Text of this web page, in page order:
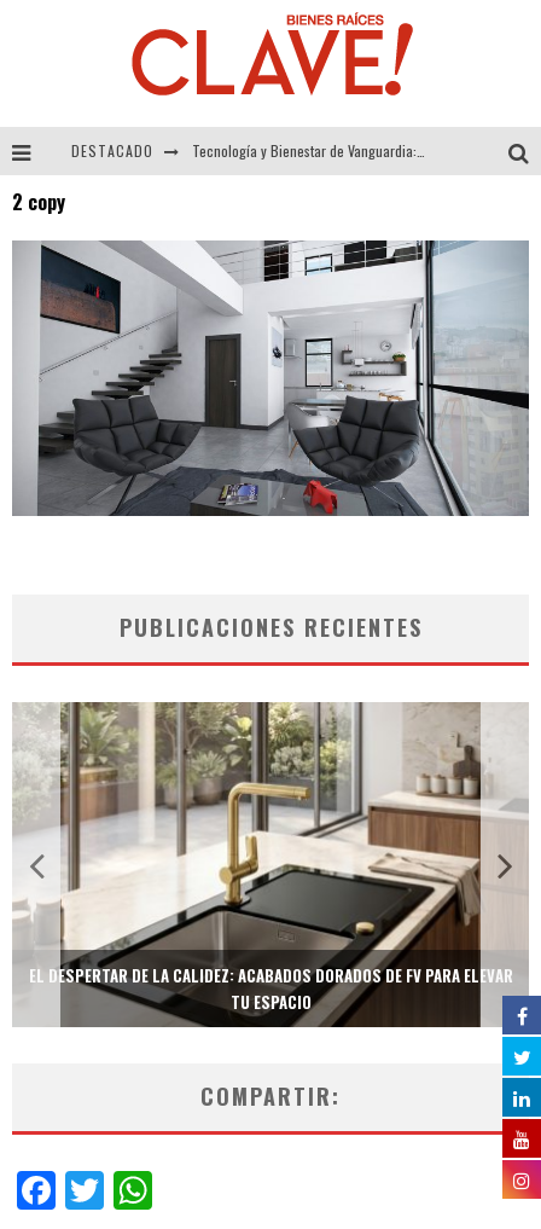
DESTACADO
Alexandra Bedoya – La Constancia detrás de La Paletería
El Despertar de la Calidez: Acabados Dorados de FV para Elevar tu Espacio
2 copy
PUBLICACIONES RECIENTES
EL DESPERTAR DE LA CALIDEZ: ACABADOS DORADOS DE FV PARA ELEVAR
TU ESPACIO
COMPARTIR:
Facebook
Twitter